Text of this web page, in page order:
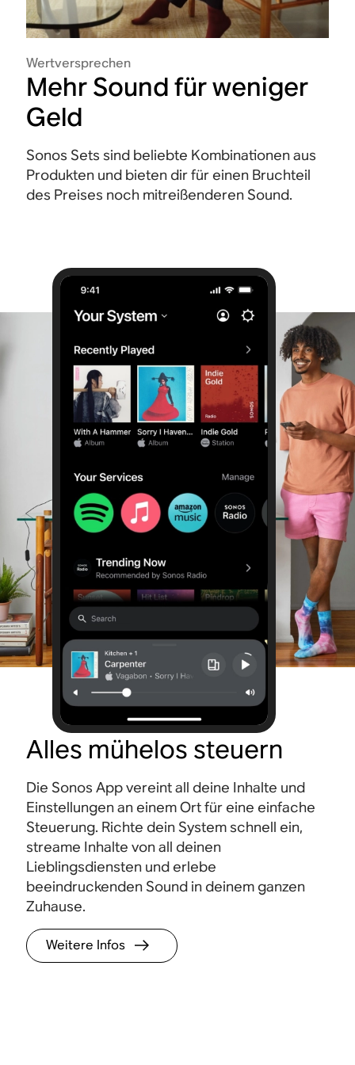
Wertversprechen
Mehr Sound für weniger
Geld
Sonos Sets sind beliebte Kombinationen aus
Produkten und bieten dir für einen Bruchteil
des Preises noch mitreißenderen Sound.
Alles mühelos steuern
Die Sonos App vereint all deine Inhalte und
Einstellungen an einem Ort für eine einfache
Steuerung. Richte dein System schnell ein,
streame Inhalte von all deinen
Lieblingsdiensten und erlebe
beeindruckenden Sound in deinem ganzen
Zuhause.
Weitere Infos